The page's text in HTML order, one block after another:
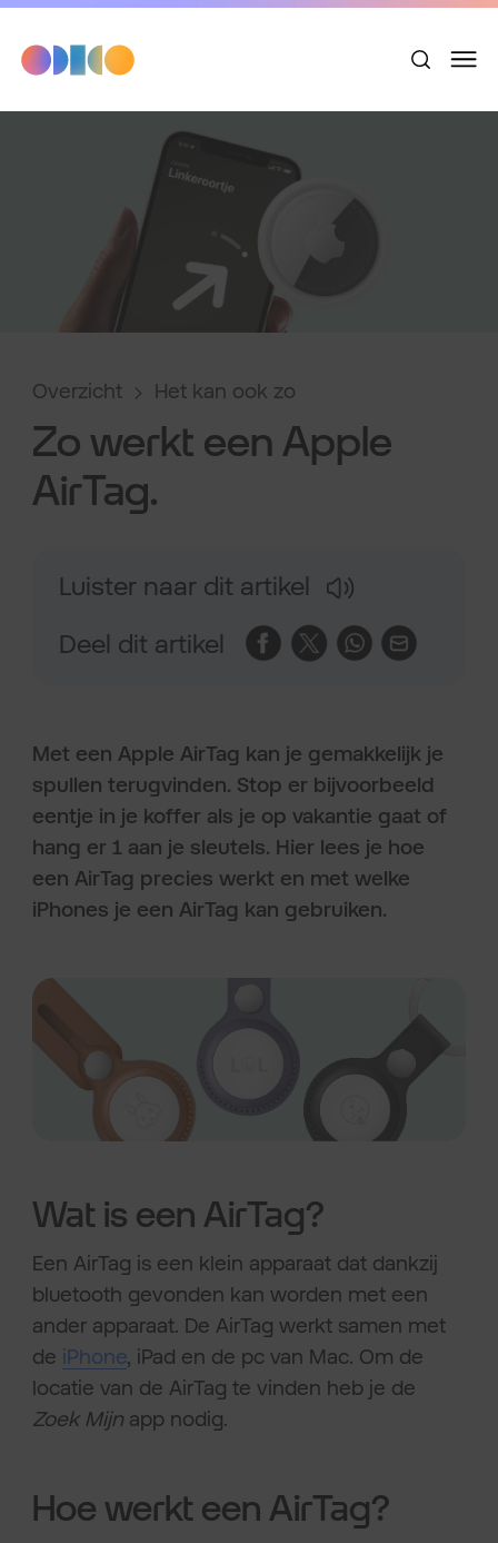
Overzicht Het kan ook zo
Zo werkt een Apple
AirTag.
Luister naar dit artikel
Deel dit artikel
Met een Apple AirTag kan je gemakkelijk je
spullen terugvinden. Stop er bijvoorbeeld
eentje in je koffer als je op vakantie gaat of
hang er 1 aan je sleutels. Hier lees je hoe
een AirTag precies werkt en met welke
iPhones je een AirTag kan gebruiken.
Wat is een AirTag?
Een AirTag is een klein apparaat dat dankzij
bluetooth gevonden kan worden met een
ander apparaat. De AirTag werkt samen met
de iPhone, iPad en de pc van Mac. Om de
locatie van de AirTag te vinden heb je de
Zoek Mijnapp nodig.
Hoe werkt een AirTag?